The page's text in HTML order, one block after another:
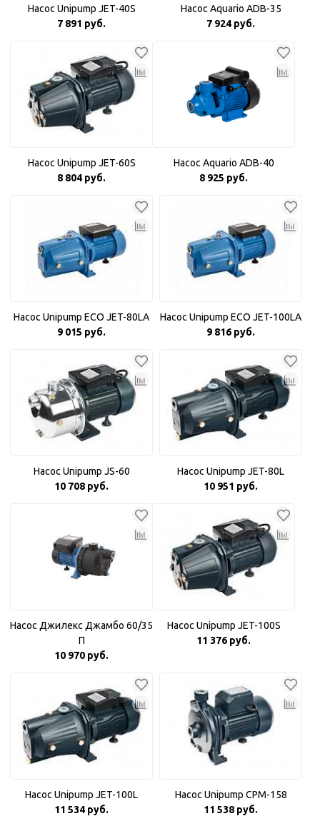
Насос Unipump JET-40S
7 891 руб.
Насос Aquario ADB-35
7 924 руб.
Насос Unipump JET-60S
8 804 руб.
Насос Aquario ADB-40
8 925 руб.
Насос Unipump ECO JET-80LA
9 015 руб.
Насос Unipump ECO JET-100LA
9 816 руб.
Насос Unipump JS-60
10 708 руб.
Насос Unipump JET-80L
10 951 руб.
Насос Джилекс Джамбо 60/35
П
10 970 руб.
Насос Unipump JET-100S
11 376 руб.
Насос Unipump JET-100L
11 534 руб.
Насос Unipump CPM-158
11 538 руб.